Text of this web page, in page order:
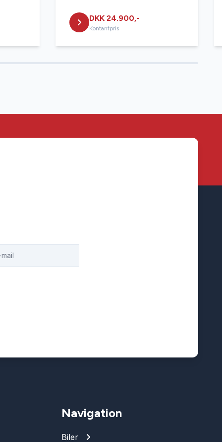
DKK 24.900,-
Kontantpris
Navigation
Biler